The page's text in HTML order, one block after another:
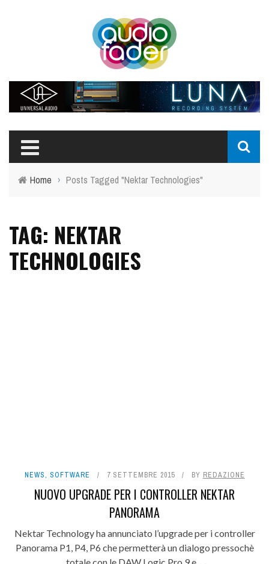
Home › Posts Tagged "Nektar Technologies"
TAG: NEKTAR
TECHNOLOGIES
NEWS, SOFTWARE 7 SETTEMBRE 2015 BY REDAZIONE
NUOVO UPGRADE PER I CONTROLLER NEKTAR
PANORAMA
Nektar Technology ha annunciato l’upgrade per i controller
Panorama P1, P4, P6 che permetterà un dialogo pressochè